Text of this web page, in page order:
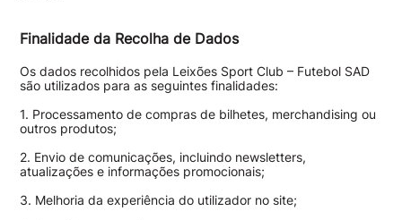
Finalidade da Recolha de Dados
Os dados recolhidos pela Leixões Sport Club – Futebol SAD
são utilizados para as seguintes finalidades:
1. Processamento de compras de bilhetes, merchandising ou
outros produtos;
2. Envio de comunicações, incluindo newsletters,
atualizações e informações promocionais;
3. Melhoria da experiência do utilizador no site;